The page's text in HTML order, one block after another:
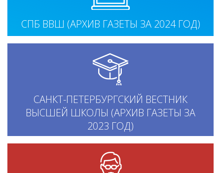
СПБ ВВШ (АРХИВ ГАЗЕТЫ ЗА 2024 ГОД)
САНКТ-ПЕТЕРБУРГСКИЙ ВЕСТНИК
ВЫСШЕЙ ШКОЛЫ (АРХИВ ГАЗЕТЫ ЗА
2023 ГОД)